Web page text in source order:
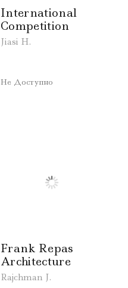
International
Competition
Jiasi H.
Не Доступно
Frank Repas
Architecture
Rajchman J.